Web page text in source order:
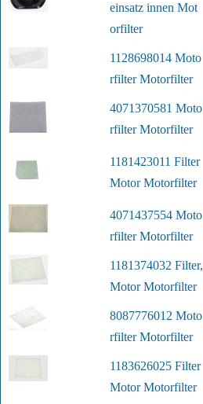
einsatz innen Mot
orfilter
1128698014 Moto
rfilter Motorfilter
4071370581 Moto
rfilter Motorfilter
1181423011 Filter
Motor Motorfilter
4071437554 Moto
rfilter Motorfilter
1181374032 Filter,
Motor Motorfilter
8087776012 Moto
rfilter Motorfilter
1183626025 Filter
Motor Motorfilter